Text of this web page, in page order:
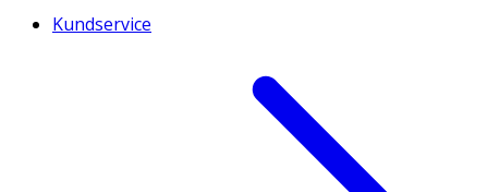
Kundservice